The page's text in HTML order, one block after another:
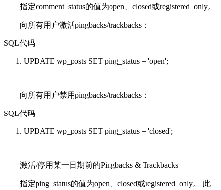
指定comment_status的值为open、closed或registered_only。
向所有用户激活pingbacks/trackbacks：
SQL代码
UPDATE wp_posts SET ping_status = 'open';
向所有用户禁用pingbacks/trackbacks：
SQL代码
UPDATE wp_posts SET ping_status = 'closed';
激活/停用某一日期前的Pingbacks & Trackbacks
指定ping_status的值为open、closed或registered_only。 此